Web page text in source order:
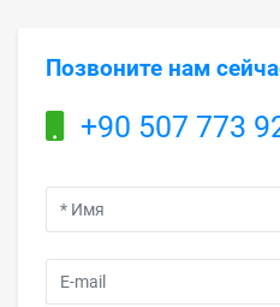
Позвоните нам
+90 507 773